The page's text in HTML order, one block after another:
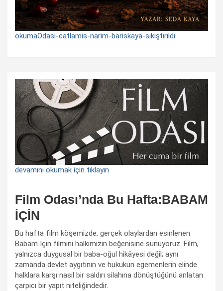
okumaOdasi-catlamis-narim-bariskaya-sıkıştırıldı
devamını okumak için tıklayın
Film Odası’nda Bu Hafta:BABAM
İÇİN
Bu hafta film köşemizde, gerçek olaylardan esinlenen
Babam İçin filmini halkımızın beğenisine sunuyoruz. Film,
yalnızca duygusal bir baba-oğul hikâyesi değil; aynı
zamanda devlet aygıtının ve hukukun egemenlerin elinde
halklara karşı nasıl bir saldırı silahına dönüştüğünü anlatan
çarpıcı bir yapıt niteliğindedir.